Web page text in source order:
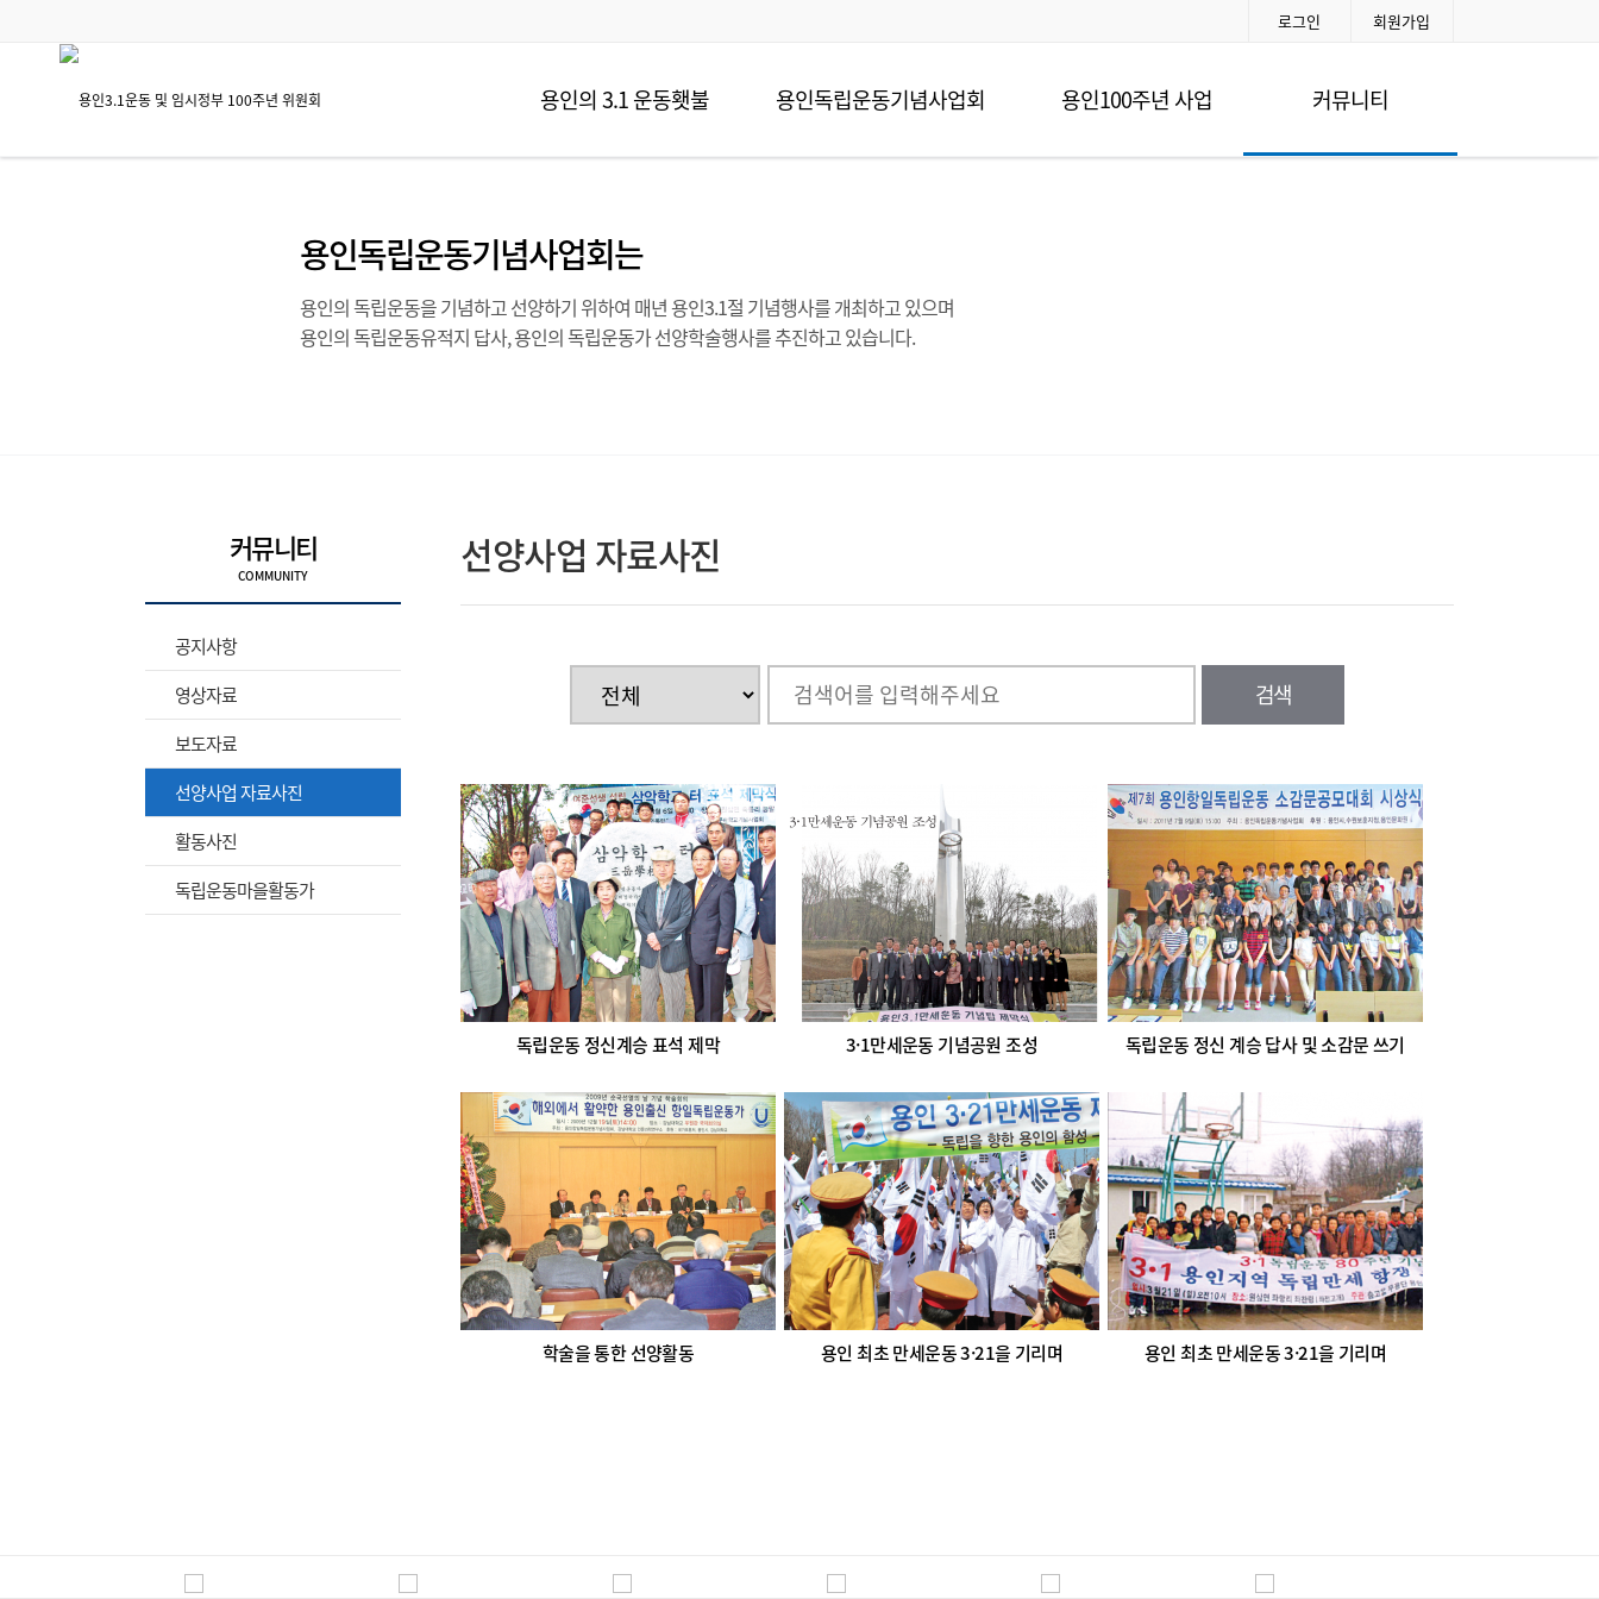
로그인 회원가입
용인의 3.1 운동횃불 용인독립운동기념사업회 용인100주년 사업 커뮤니티
용인독립운동기념사업회는
용인의 독립운동을 기념하고 선양하기 위하여 매년 용인3.1절 기념행사를 개최하고 있으며
용인의 독립운동유적지 답사, 용인의 독립운동가 선양학술행사를 추진하고 있습니다.
커뮤니티
공지사항
영상자료
보도자료
선양사업 자료사진
활동사진
독립운동마을활동가
선양사업 자료사진
독립운동 정신계승 표석 제막 3·1만세운동 기념공원 조성 독립운동 정신 계승 답사 및 소감문 쓰기
학술을 통한 선양활동 용인 최초 만세운동 3·21을 기리며 용인 최초 만세운동 3·21을 기리며